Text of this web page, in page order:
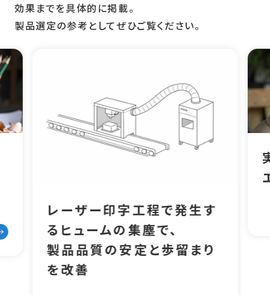
効果までを具体的に掲載。
製品選定の参考としてぜひご覧ください。
レーザー印字工程で発生す
るヒュームの集塵で、
製品品質の安定と歩留まり
を改善